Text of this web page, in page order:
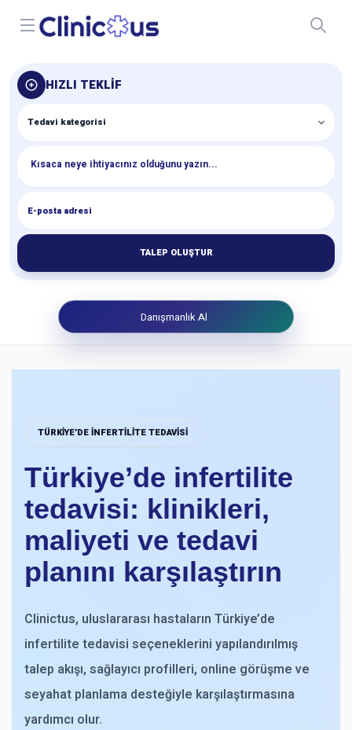
Open menu
HIZLI TEKLIF
TALEP OLUŞTUR
Danışmanlık Al
TÜRKIYE’DE INFERTILITE TEDAVISI
Türkiye’de infertilite
tedavisi: klinikleri,
maliyeti ve tedavi
planını karşılaştırın
Clinictus, uluslararası hastaların Türkiye’de
infertilite tedavisi seçeneklerini yapılandırılmış
talep akışı, sağlayıcı profilleri, online görüşme ve
seyahat planlama desteğiyle karşılaştırmasına
yardımcı olur.